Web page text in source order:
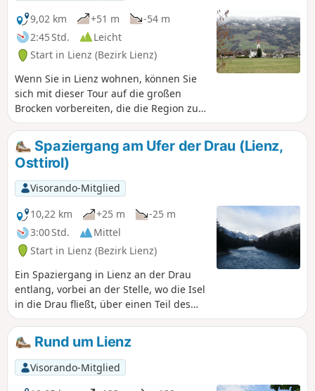
9,02 km
+51 m
-54 m
2:45 Std.
Leicht
Start in Lienz (Bezirk Lienz)
Wenn Sie in Lienz wohnen, können Sie
sich mit dieser Tour auf die großen
Brocken vorbereiten, die die Region zu
bieten hat. Ein Spaziergang am Ufer des
Flusses und am Waldrand entlang. Der
Rundweg ist gut angelegt: Bänke,
Tische, eine Wasserstelle. Ich empfehle
Ihnen einen kurzen Abstecher zum
Kosakenfriedhof und eine Pause bei der
Kirche von Ulrichsbichl. Die Fotos
wurden im März 2023 aufgenommen: In
dieser Jahreszeit blüht die Natur noch
nicht...
Spaziergang am Ufer der Drau (Lienz,
Osttirol)
Visorando-Mitglied
10,22 km
+25 m
-25 m
3:00 Std.
Mittel
Start in Lienz (Bezirk Lienz)
Ein Spaziergang in Lienz an der Drau
entlang, vorbei an der Stelle, wo die Isel
in die Drau fließt, über einen Teil des
Jakobswegs und zurück über den
Kosakenfriedhof.
Rund um Lienz
Visorando-Mitglied